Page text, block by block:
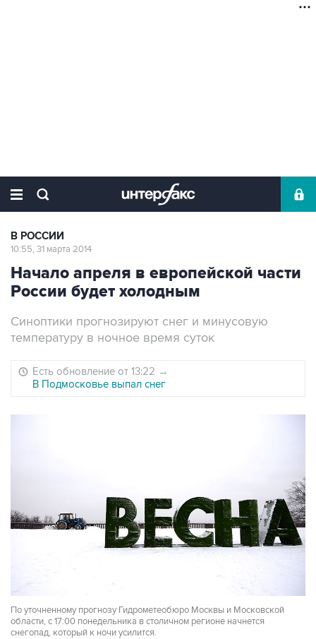
В РОССИИ
10:55, 31 марта 2014
Начало апреля в европейской части
России будет холодным
Синоптики прогнозируют снег и минусовую
температуру в ночное время суток
Есть обновление от 13:22 →
В Подмосковье выпал снег
По уточненному прогнозу Гидрометеобюро Москвы и Московской
области, с 17:00 понедельника в столичном регионе начнется
снегопад, который к ночи усилится.